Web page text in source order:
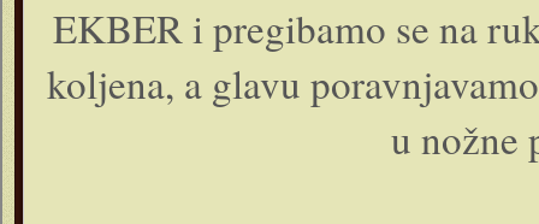
EKBER i pregibamo se na
koljena, a glavu
u nožne